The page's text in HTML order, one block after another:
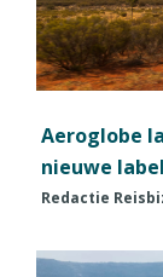
Aeroglobe
nieuwe
Redactie